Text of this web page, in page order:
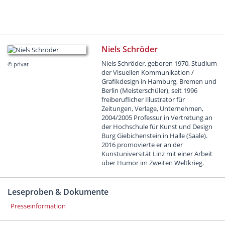
© privat
Niels Schröder
Niels Schröder, geboren 1970, Studium
der Visuellen Kommunikation /
Grafikdesign in Hamburg, Bremen und
Berlin (Meisterschüler), seit 1996
freiberuflicher Illustrator für
Zeitungen, Verlage, Unternehmen,
2004/2005 Professur in Vertretung an
der Hochschule für Kunst und Design
Burg Giebichenstein in Halle (Saale).
2016 promovierte er an der
Kunstuniversität Linz mit einer Arbeit
über Humor im Zweiten Weltkrieg.
Leseproben & Dokumente
Presseinformation